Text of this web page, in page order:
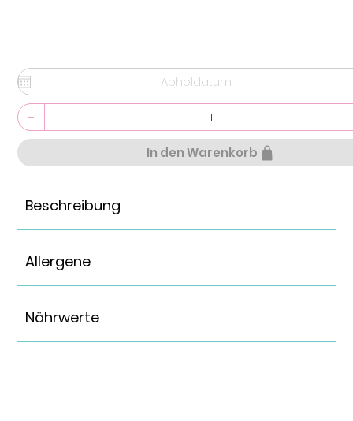
Nährwerte
Allergene
Beschreibung
In den Warenkorb
-